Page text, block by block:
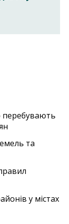
та
у містах